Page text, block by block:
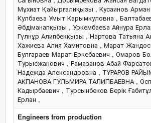
Engineers from production